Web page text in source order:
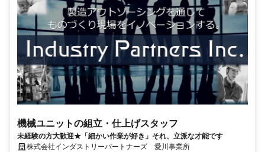
機械ユニットの組立・仕上げスタッフ
未経験の方大歓迎★「細かい作業が好き」それ、立派な才能です
株式会社インダストリーパートナーズ 愛川事業所